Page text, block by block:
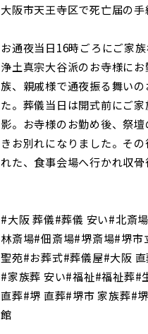
大阪市天王寺区で死亡届の
お通夜当日16時ごろにご家
浄土真宗大谷派のお寺様に
族、親戚様で通夜振る舞い
た。葬儀当日は開式前にご
影。お寺様のお勤め後、祭
きお別れになりました。そ
れた、食事会場へ行かれ収
#大阪 葬儀#葬儀 安い#北斎
林斎場#佃斎場#堺斎場#堺
聖苑#お葬式#葬儀屋#大阪
#家族葬 安い#福祉#福祉葬#
直葬#堺 直葬#堺市 家族葬#
館